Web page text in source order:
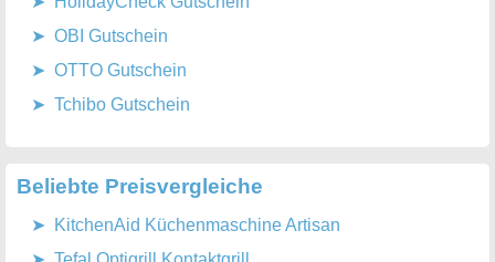
OBI Gutschein
OTTO Gutschein
Tchibo Gutschein
Beliebte Preisvergleiche
KitchenAid Küchenmaschine Artisan